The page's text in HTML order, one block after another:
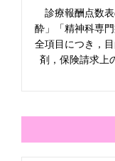
診療報酬点数表
酔」「精神科専
全項目につき，
剤，保険請求上